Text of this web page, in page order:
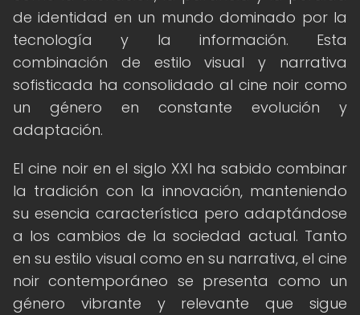
de identidad en un mundo dominado por la
tecnología y la información. Esta
combinación de estilo visual y narrativa
sofisticada ha consolidado al cine noir como
un género en constante evolución y
adaptación.
El cine noir en el siglo XXI ha sabido combinar
la tradición con la innovación, manteniendo
su esencia característica pero adaptándose
a los cambios de la sociedad actual. Tanto
en su estilo visual como en su narrativa, el cine
noir contemporáneo se presenta como un
género vibrante y relevante que sigue